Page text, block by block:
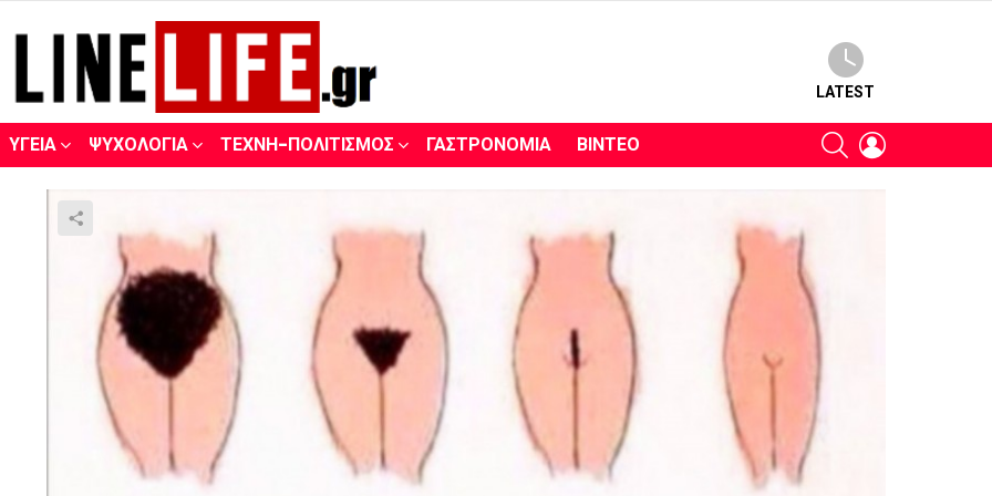
LATEST
ΥΓΕΊΑ ΨΥΧΟΛΟΓΊΑ ΤΈΧΝΗ-ΠΟΛΙΤΙΣΜΌΣ ΓΑΣΤΡΟΝΟΜΊΑ ΒΊΝΤΕΟ SEARCH